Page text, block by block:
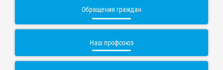
Обращения граждан
Наш профсоюз